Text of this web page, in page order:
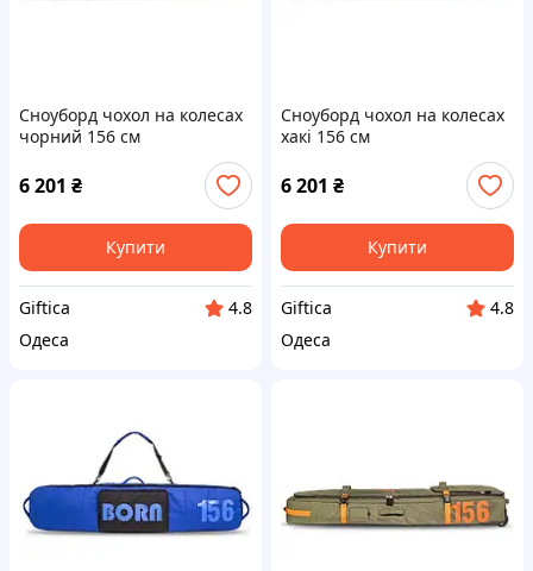
Сноуборд чохол на колесах
чорний 156 см
6 201 ₴
Купити
Giftica
4.8
Одеса
Сноуборд чохол на колесах
хакі 156 см
6 201 ₴
Купити
Giftica
4.8
Одеса